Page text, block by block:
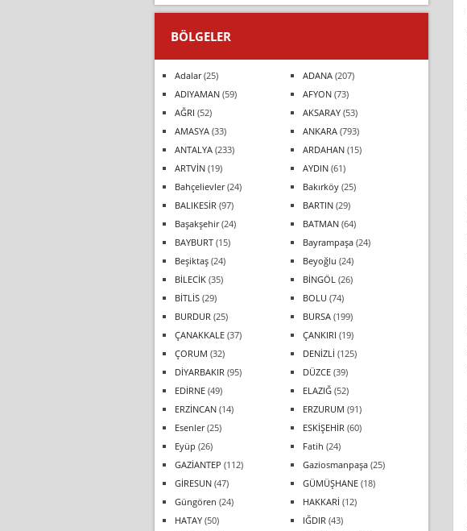
BÖLGELER
Adalar(25) ADANA (207)
ADIYAMAN (59) AFYON (73)
AĞRI (52) AKSARAY (53)
AMASYA (33) ANKARA (793)
ANTALYA (233) ARDAHAN (15)
ARTVİN (19) AYDIN (61)
Bahçelievler(24) Bakırköy (25)
BALIKESİR (97) BARTIN (29)
Başakşehir(24) BATMAN (64)
BAYBURT (15) Bayrampaşa (24)
Beşiktaş (24) Beyoğlu (24)
BİLECİK (35) BİNGÖL (26)
BİTLİS (29) BOLU (74)
BURDUR (25) BURSA (199)
ÇANAKKALE (37) ÇANKIRI (19)
ÇORUM (32) DENİZLİ (125)
DİYARBAKIR (95) DÜZCE (39)
EDİRNE (49) ELAZIĞ (52)
ERZİNCAN (14) ERZURUM (91)
Esenler(25) ESKİŞEHİR (60)
Eyüp (26) Fatih (24)
GAZİANTEP (112) Gaziosmanpaşa (25)
GİRESUN (47) GÜMÜŞHANE (18)
Güngören (24) HAKKARİ (12)
HATAY (50) IĞDIR (43)